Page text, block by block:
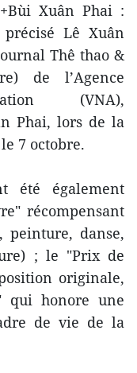
Xuân Phai :
Lê Xuân
Thê thao &
de l’Agence
(VNA),
Phai, lors de la
7 octobre.
été également
récompensant
peinture, danse,
; le "Prix de
originale,
honore une
de vie de la